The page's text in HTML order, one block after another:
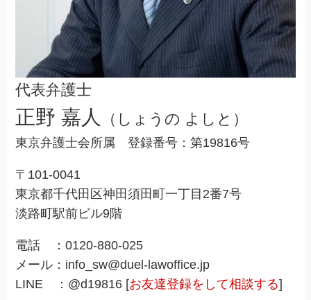
代表弁護士
正野 嘉人 （しょうの よしと）
東京弁護士会所属 登録番号：第19816号
〒101-0041
東京都千代田区神田須田町一丁目2番7号
淡路町駅前ビル9階
電話 ：0120-880-025
メール：info_sw@duel-lawoffice.jp
LINE ：@d19816 [お友達登録をして相談する]